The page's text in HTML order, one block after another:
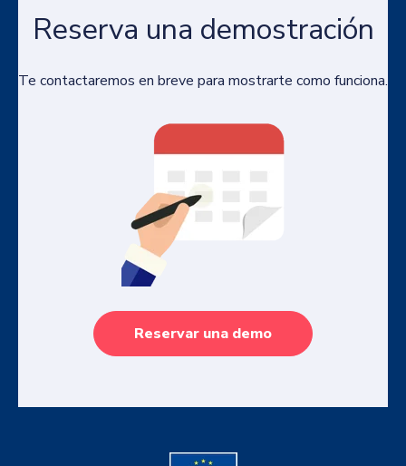
Reserva una demostración
Te contactaremos en breve para mostrarte como funciona.
Reservar una demo